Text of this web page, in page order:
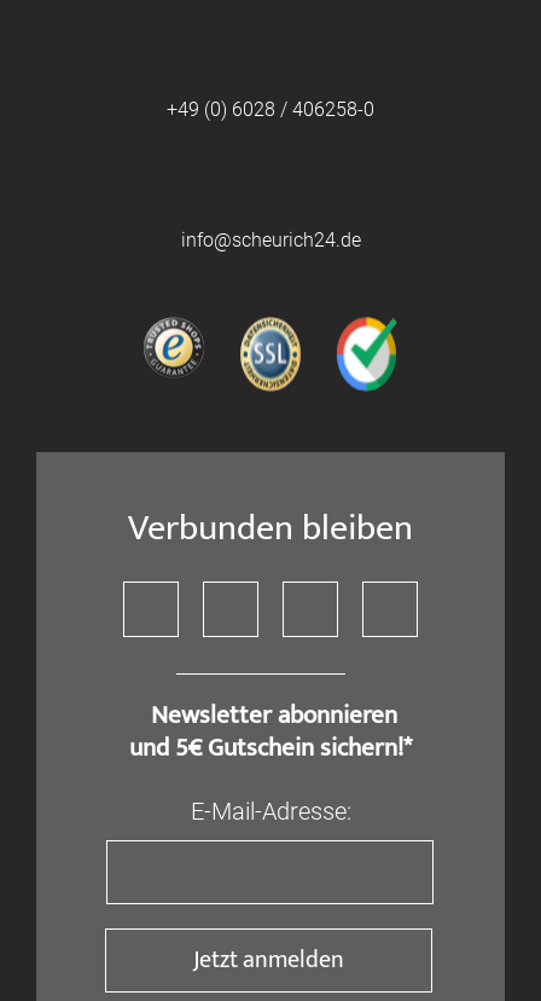
+49 (0) 6028 / 406258-0
info@scheurich24.de
Verbunden bleiben
​ Newsletter abonnieren
und 5€ Gutschein sichern!*
E-Mail-Adresse:
Jetzt anmelden